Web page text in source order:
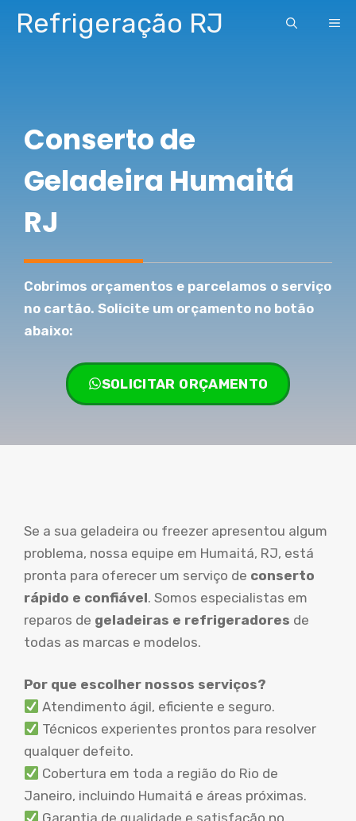
Pular
paraRefrigeração RJ
Conserto de
Geladeira Humaitá
RJ
Cobrimos orçamentos e parcelamos o serviço
no cartão. Solicite um orçamento no botão
abaixo:
SOLICITAR ORÇAMENTO
Se a sua geladeira ou freezer apresentou algum
problema, nossa equipe em Humaitá, RJ, está
pronta para oferecer um serviço de conserto
rápido e confiável. Somos especialistas em
reparos de geladeiras e refrigeradores de
todas as marcas e modelos.
Por que escolher nossos serviços?
Atendimento ágil, eficiente e seguro.
Técnicos experientes prontos para resolver
qualquer defeito.
Cobertura em toda a região do Rio de
Janeiro, incluindo Humaitá e áreas próximas.
Garantia de qualidade e satisfação no